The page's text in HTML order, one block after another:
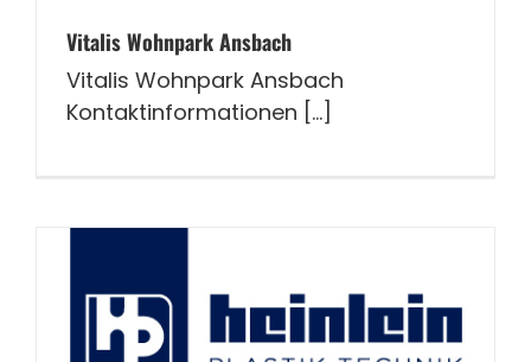
Vitalis Wohnpark Ansbach
Vitalis Wohnpark Ansbach
Kontaktinformationen [...]